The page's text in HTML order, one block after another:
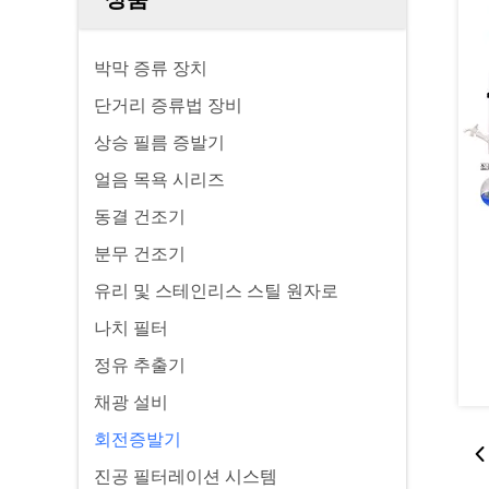
박막 증류 장치
단거리 증류법 장비
상승 필름 증발기
얼음 목욕 시리즈
동결 건조기
분무 건조기
유리 및 스테인리스 스틸 원자로
나치 필터
정유 추출기
채광 설비
회전증발기
진공 필터레이션 시스템